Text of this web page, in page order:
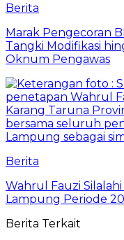
Berita
Marak Pengecoran
Tangki Modifikasi
Oknum Pengawas
Berita
Wahrul Fauzi
Lampung Periode
Berita Terkait